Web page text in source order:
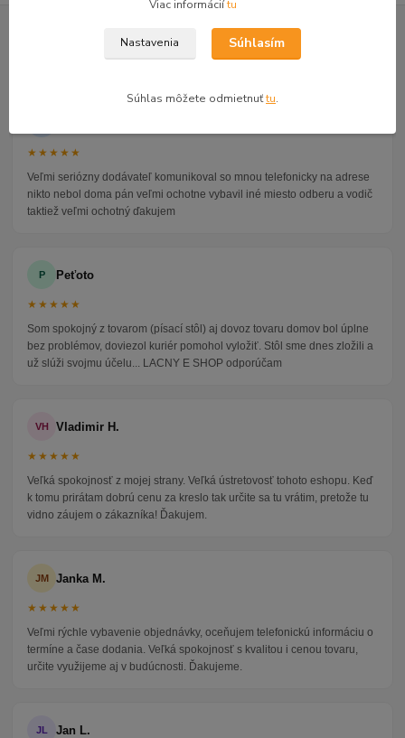
4.9★★★★★
★★★★★
Veľmi seriózny dodávateľ komunikoval so mnou telefonicky na adrese
nikto nebol doma pán veľmi ochotne vybavil iné miesto odberu a vodič
taktiež veľmi ochotný ďakujem
P Peťoto
★★★★★
Som spokojný z tovarom (písací stôl) aj dovoz tovaru domov bol úplne
bez problémov, doviezol kuriér pomohol vyložiť. Stôl sme dnes zložili a
už slúži svojmu účelu... LACNY E SHOP odporúčam
VH Vladimir H.
★★★★★
Veľká spokojnosť z mojej strany. Veľká ústretovosť tohoto eshopu. Keď
k tomu prirátam dobrú cenu za kreslo tak určite sa tu vrátim, pretože tu
vidno záujem o zákazníka! Ďakujem.
JM Janka M.
★★★★★
Veľmi rýchle vybavenie objednávky, oceňujem telefonickú informáciu o
termíne a čase dodania. Veľká spokojnosť s kvalitou i cenou tovaru,
určite využijeme aj v budúcnosti. Ďakujeme.
JL Jan L.
Viac informáciítu
Nastavenia Súhlasím
Súhlas môžete odmietnuťtu.